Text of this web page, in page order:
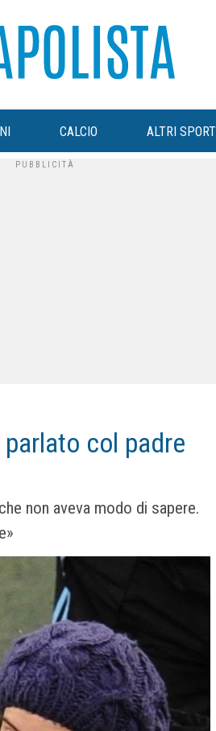
CALCIO ALTRI SPORT
col padre
non aveva modo di sapere.